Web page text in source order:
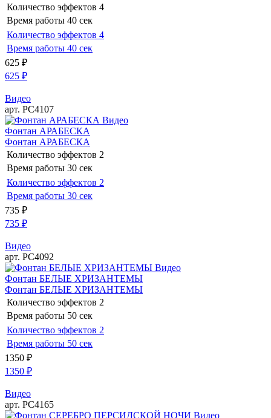
Количество эффектов 4
Время работы 40 сек
Количество эффектов 4
Время работы 40 сек
625 ₽
625 ₽
Видео
арт. РС4107
Видео
Фонтан АРАБЕСКА
Фонтан АРАБЕСКА
Количество эффектов 2
Время работы 30 сек
Количество эффектов 2
Время работы 30 сек
735 ₽
735 ₽
Видео
арт. РС4092
Видео
Фонтан БЕЛЫЕ ХРИЗАНТЕМЫ
Фонтан БЕЛЫЕ ХРИЗАНТЕМЫ
Количество эффектов 2
Время работы 50 сек
Количество эффектов 2
Время работы 50 сек
1350 ₽
1350 ₽
Видео
арт. РС4165
Видео